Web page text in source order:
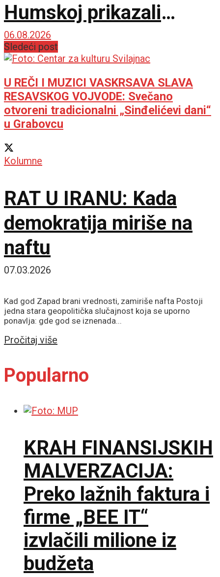
Humskoj prikazali
najboljih sat vremena u
sezoni!
06.08.2026
Sledeći post
U REČI I MUZICI VASKRSAVA SLAVA
RESAVSKOG VOJVODE: Svečano
otvoreni tradicionalni „Sinđelićevi dani“
u Grabovcu
Kolumne
RAT U IRANU: Kada
demokratija miriše na
naftu
07.03.2026
Kad god Zapad brani vrednosti, zamiriše nafta Postoji
jedna stara geopolitička slučajnost koja se uporno
ponavlja: gde god se iznenada...
Pročitaj više
Popularno
KRAH FINANSIJSKIH
MALVERZACIJA:
Preko lažnih faktura i
firme „BEE IT“
izvlačili milione iz
budžeta